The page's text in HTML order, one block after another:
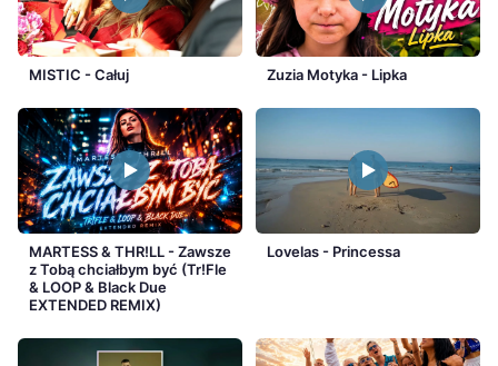
MISTIC - Całuj Zuzia Motyka - Lipka
MARTESS & THR!LL - Zawsze
z Tobą chciałbym być (Tr!Fle
& LOOP & Black Due
EXTENDED REMIX)
Lovelas - Princessa